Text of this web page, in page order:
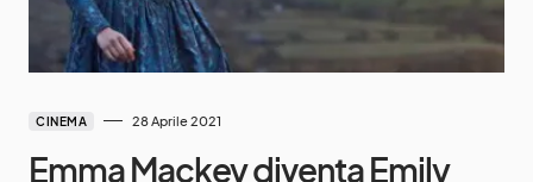
CINEMA 28 Aprile 2021
Emma Mackey diventa Emily